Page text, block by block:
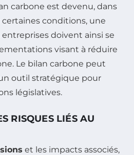
carbone est devenu, dans
conditions, une
doivent ainsi se
visant à réduire
Le bilan carbone peut
outil stratégique pour
législatives.
RISQUES LIÉS AU
et les impacts associés,